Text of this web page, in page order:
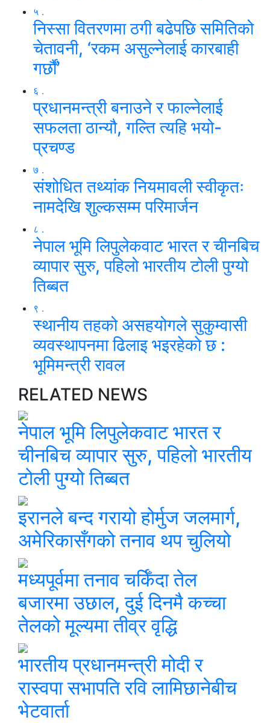
५ .
निस्सा वितरणमा ठगी बढेपछि समितिको
चेतावनी, ‘रकम असुल्नेलाई कारबाही
गर्छाैं’
६ .
प्रधानमन्त्री बनाउने र फाल्नेलाई
सफलता ठान्यौ, गल्ति त्यहि भयो-
प्रचण्ड
७ .
संशोधित तथ्यांक नियमावली स्वीकृतः
नामदेखि शुल्कसम्म परिमार्जन
८ .
नेपाल भूमि लिपुलेकवाट भारत र चीनबिच
व्यापार सुरु, पहिलो भारतीय टोली पुग्यो
तिब्बत
९ .
स्थानीय तहको असहयोगले सुकुम्वासी
व्यवस्थापनमा ढिलाइ भइरहेकाे छ :
भूमिमन्त्री रावल
RELATED NEWS
नेपाल भूमि लिपुलेकवाट भारत र
चीनबिच व्यापार सुरु, पहिलो भारतीय
टोली पुग्यो तिब्बत
इरानले बन्द गरायो होर्मुज जलमार्ग,
अमेरिकासँगको तनाव थप चुलियो
मध्यपूर्वमा तनाव चर्किँदा तेल
बजारमा उछाल, दुई दिनमै कच्चा
तेलको मूल्यमा तीव्र वृद्धि
भारतीय प्रधानमन्त्री मोदी र
रास्वपा सभापति रवि लामिछानेबीच
भेटवार्ता